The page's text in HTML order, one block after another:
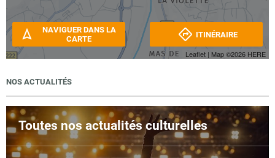
Leaflet | Map ©2026 HERE
NAVIGUER DANS LA
CARTE
ITINÉRAIRE
NOS ACTUALITÉS
Toutes nos actualités culturelles